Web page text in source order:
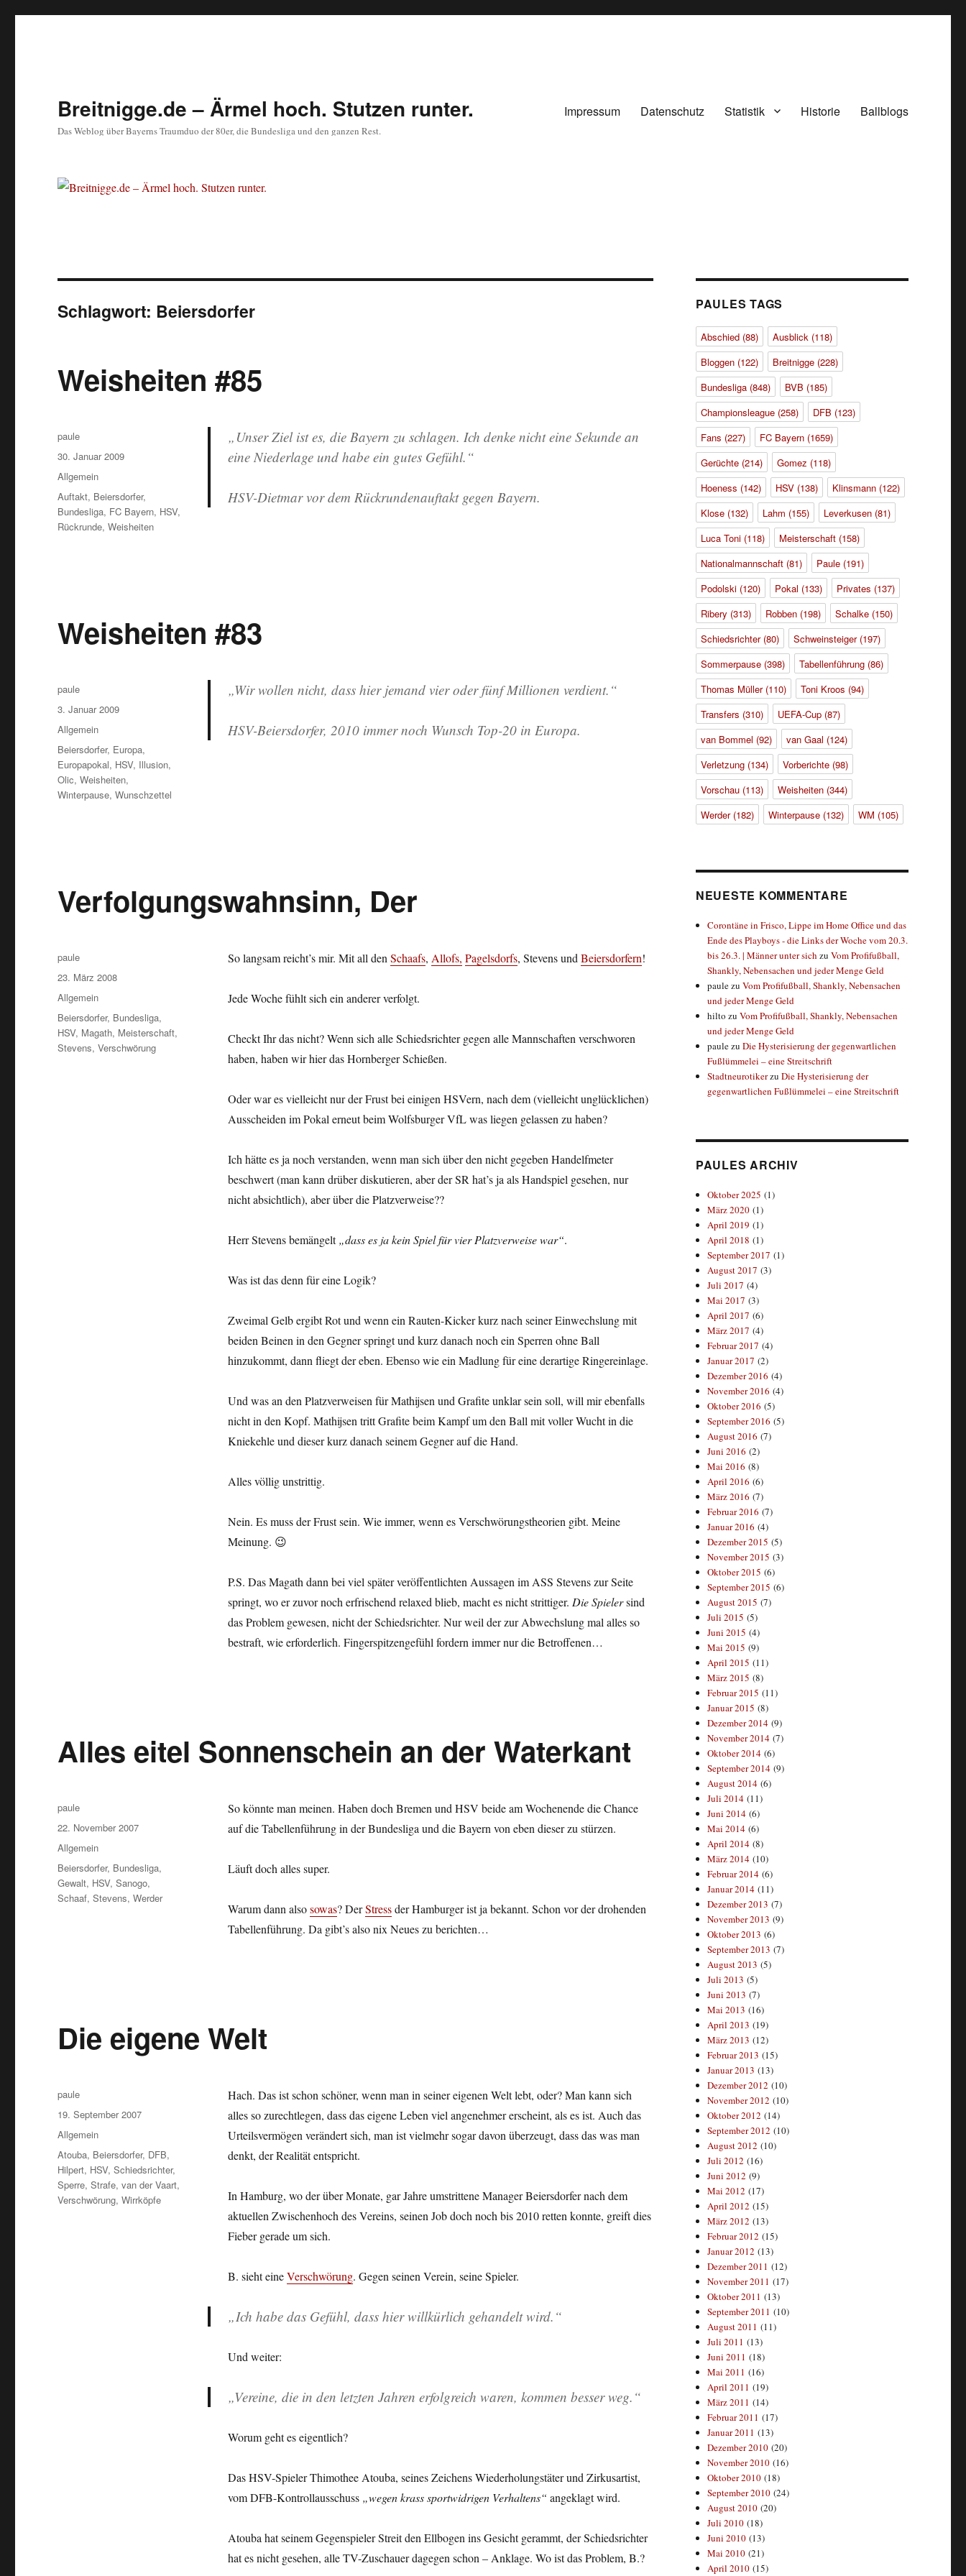
Breitnigge.de – Ärmel hoch. Stutzen runter.
Das Weblog über Bayerns Traumduo der 80er, die Bundesliga und den ganzen Rest.
Impressum Datenschutz Statistik Historie Ballblogs
Schlagwort: Beiersdorfer
Weisheiten #85
„Unser Ziel ist es, die Bayern zu schlagen. Ich denke nicht eine Sekunde an
eine Niederlage und habe ein gutes Gefühl.“
HSV-Dietmar vor dem Rückrundenauftakt gegen Bayern.
Autor
paule
Veröffentlicht
am
30. Januar 2009
Kategorien
Allgemein
Schlagwörter
Auftakt, Beiersdorfer,
Bundesliga, FC Bayern, HSV,
Rückrunde,Weisheiten
Weisheiten #83
„Wir wollen nicht, dass hier jemand vier oder fünf Millionen verdient.“
HSV-Beiersdorfer, 2010 immer noch Wunsch Top-20 in Europa.
Autor
paule
Veröffentlicht
am
3. Januar 2009
Kategorien
Allgemein
Schlagwörter
Beiersdorfer, Europa,
Europapokal, HSV, Illusion,
Olic,Weisheiten,
Winterpause,Wunschzettel
Verfolgungswahnsinn, Der
So langsam reicht’s mir. Mit all denSchaafs, Allofs, Pagelsdorfs, Stevens undBeiersdorfern!
Jede Woche fühlt sich ein anderer verfolgt.
Checkt Ihr das nicht? Wenn sich alle Schiedsrichter gegen alle Mannschaften verschworen
haben, haben wir hier das Hornberger Schießen.
Oder war es vielleicht nur der Frust bei einigen HSVern, nach dem (vielleicht unglücklichen)
Ausscheiden im Pokal erneut beim Wolfsburger VfL was liegen gelassen zu haben?
Ich hätte es ja noch verstanden, wenn man sich über den nicht gegeben Handelfmeter
beschwert (man kann drüber diskutieren, aber der SR hat’s ja als Handspiel gesehen, nur
nicht absichtlich), aber über die Platzverweise??
Herr Stevens bemängelt„dass es ja kein Spiel für vier Platzverweise war“.
Was ist das denn für eine Logik?
Zweimal Gelb ergibt Rot und wenn ein Rauten-Kicker kurz nach seiner Einwechslung mit
beiden Beinen in den Gegner springt und kurz danach noch ein Sperren ohne Ball
hinzukommt, dann fliegt der eben. Ebenso wie ein Madlung für eine derartige Ringereinlage.
Und was an den Platzverweisen für Mathijsen und Grafite unklar sein soll, will mir ebenfalls
nicht in den Kopf. Mathijsen tritt Grafite beim Kampf um den Ball mit voller Wucht in die
Kniekehle und dieser kurz danach seinem Gegner auf die Hand.
Alles völlig unstrittig.
Nein. Es muss der Frust sein. Wie immer, wenn es Verschwörungstheorien gibt. Meine
Meinung. 😉
P.S. Das Magath dann bei viel später veröffentlichten Aussagen im ASS Stevens zur Seite
springt, wo er zuvor noch erfrischend relaxed blieb, macht es nicht strittiger. Die Spielersind
das Problem gewesen, nicht der Schiedsrichter. Nur weil der zur Abwechslung mal alles so
bestraft, wie erforderlich. Fingerspitzengefühl fordern immer nur die Betroffenen…
Autor
paule
Veröffentlicht
am
23. März 2008
Kategorien
Allgemein
Schlagwörter
Beiersdorfer, Bundesliga,
HSV, Magath, Meisterschaft,
Stevens,Verschwörung
Alles eitel Sonnenschein an der Waterkant
So könnte man meinen. Haben doch Bremen und HSV beide am Wochenende die Chance
auf die Tabellenführung in der Bundesliga und die Bayern von eben dieser zu stürzen.
Läuft doch alles super.
Warum dann alsosowas? DerStressder Hamburger ist ja bekannt. Schon vor der drohenden
Tabellenführung. Da gibt’s also nix Neues zu berichten…
Autor
paule
Veröffentlicht
am
22. November 2007
Kategorien
Allgemein
Schlagwörter
Beiersdorfer, Bundesliga,
Gewalt, HSV,Sanogo,
Schaaf,Stevens,Werder
Die eigene Welt
Hach. Das ist schon schöner, wenn man in seiner eigenen Welt lebt, oder? Man kann sich
alles so zurechtlegen, dass das eigene Leben viel angenehmer erscheint, als es ist. Auch das
Urteilsvermögen verändert sich, man ist vielmehr sogar davon überzeugt, dass das was man
denkt, der Realität entspricht.
In Hamburg, wo der über Monate, gar Jahre umstrittene Manager Beiersdorfer nach dem
aktuellen Zwischenhoch des Vereins, seinen Job doch noch bis 2010 retten konnte, greift dies
Fieber gerade um sich.
B. sieht eineVerschwörung. Gegen seinen Verein, seine Spieler.
„Ich habe das Gefühl, dass hier willkürlich gehandelt wird.“
Und weiter:
„Vereine, die in den letzten Jahren erfolgreich waren, kommen besser weg.“
Worum geht es eigentlich?
Das HSV-Spieler Thimothee Atouba, seines Zeichens Wiederholungstäter und Zirkusartist,
vom DFB-Kontrollausschuss „wegen krass sportwidrigen Verhaltens“ angeklagt wird.
Atouba hat seinem Gegenspieler Streit den Ellbogen ins Gesicht gerammt, der Schiedsrichter
hat es nicht gesehen, alle TV-Zuschauer dagegen schon – Anklage. Wo ist das Problem, B.?
Autor
paule
Veröffentlicht
am
19. September 2007
Kategorien
Allgemein
Schlagwörter
Atouba, Beiersdorfer, DFB,
Hilpert, HSV,Schiedsrichter,
Sperre,Strafe,van der Vaart,
Verschwörung,Wirrköpfe
PAULES TAGS
Abschied(88) Ausblick(118)
Bloggen(122) Breitnigge(228)
Bundesliga(848) BVB (185)
Championsleague(258) DFB (123)
Fans (227) FC Bayern(1659)
Gerüchte(214) Gomez (118)
Hoeness (142) HSV(138) Klinsmann(122)
Klose(132) Lahm (155) Leverkusen(81)
Luca Toni(118) Meisterschaft(158)
Nationalmannschaft(81) Paule(191)
Podolski(120) Pokal (133) Privates (137)
Ribery (313) Robben(198) Schalke(150)
Schiedsrichter(80) Schweinsteiger(197)
Sommerpause(398) Tabellenführung(86)
Thomas Müller(110) Toni Kroos (94)
Transfers (310) UEFA-Cup(87)
van Bommel (92) van Gaal (124)
Verletzung(134) Vorberichte(98)
Vorschau(113) Weisheiten(344)
Werder(182) Winterpause(132) WM (105)
NEUESTE KOMMENTARE
Corontäne in Frisco, Lippe im Home Office und das
Ende des Playboys - die Links der Woche vom 20.3.
bis 26.3. | Männer unter sich zuVom Profifußball,
Shankly, Nebensachen und jeder Menge Geld
paulezuVom Profifußball, Shankly, Nebensachen
und jeder Menge Geld
hilto zuVom Profifußball, Shankly, Nebensachen
und jeder Menge Geld
paulezuDie Hysterisierung der gegenwartlichen
Fußlümmelei – eine Streitschrift
StadtneurotikerzuDie Hysterisierung der
gegenwartlichen Fußlümmelei – eine Streitschrift
PAULES ARCHIV
Oktober 2025 (1)
März 2020 (1)
April 2019 (1)
April 2018 (1)
September 2017 (1)
August 2017 (3)
Juli 2017 (4)
Mai 2017 (3)
April 2017 (6)
März 2017 (4)
Februar 2017 (4)
Januar 2017 (2)
Dezember 2016 (4)
November 2016 (4)
Oktober 2016 (5)
September 2016 (5)
August 2016 (7)
Juni 2016 (2)
Mai 2016 (8)
April 2016 (6)
März 2016 (7)
Februar 2016 (7)
Januar 2016 (4)
Dezember 2015 (5)
November 2015 (3)
Oktober 2015 (6)
September 2015 (6)
August 2015 (7)
Juli 2015 (5)
Juni 2015 (4)
Mai 2015 (9)
April 2015 (11)
März 2015 (8)
Februar 2015 (11)
Januar 2015 (8)
Dezember 2014 (9)
November 2014 (7)
Oktober 2014 (6)
September 2014 (9)
August 2014 (6)
Juli 2014 (11)
Juni 2014 (6)
Mai 2014 (6)
April 2014 (8)
März 2014 (10)
Februar 2014 (6)
Januar 2014 (11)
Dezember 2013 (7)
November 2013 (9)
Oktober 2013 (6)
September 2013 (7)
August 2013 (5)
Juli 2013 (5)
Juni 2013 (7)
Mai 2013 (16)
April 2013 (19)
März 2013 (12)
Februar 2013 (15)
Januar 2013 (13)
Dezember 2012 (10)
November 2012 (10)
Oktober 2012 (14)
September 2012 (10)
August 2012 (10)
Juli 2012 (16)
Juni 2012 (9)
Mai 2012 (17)
April 2012 (15)
März 2012 (13)
Februar 2012 (15)
Januar 2012 (13)
Dezember 2011 (12)
November 2011 (17)
Oktober 2011 (13)
September 2011 (10)
August 2011 (11)
Juli 2011 (13)
Juni 2011 (18)
Mai 2011 (16)
April 2011 (19)
März 2011 (14)
Februar 2011 (17)
Januar 2011 (13)
Dezember 2010 (20)
November 2010 (16)
Oktober 2010 (18)
September 2010 (24)
August 2010 (20)
Juli 2010 (18)
Juni 2010 (13)
Mai 2010 (21)
April 2010 (15)